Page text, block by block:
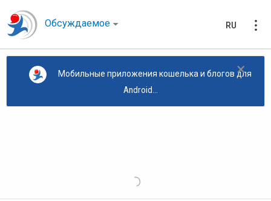
Обсуждаемое RU
×
Мобильные приложения кошелька и блогов для
Android...